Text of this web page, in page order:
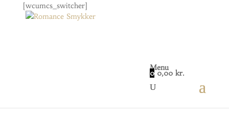
[wcumcs_switcher]
Menu
0 0,00kr.
/ Marguerit ring Filigran i